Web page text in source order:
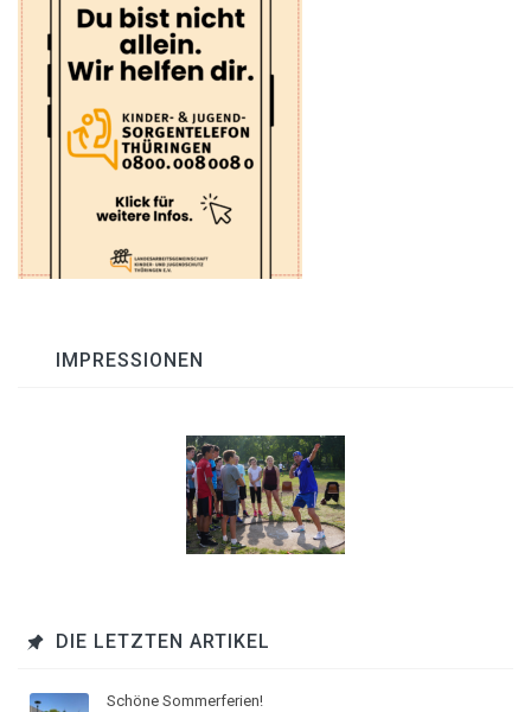
IMPRESSIONEN
DIE LETZTEN ARTIKEL
Schöne Sommerferien!